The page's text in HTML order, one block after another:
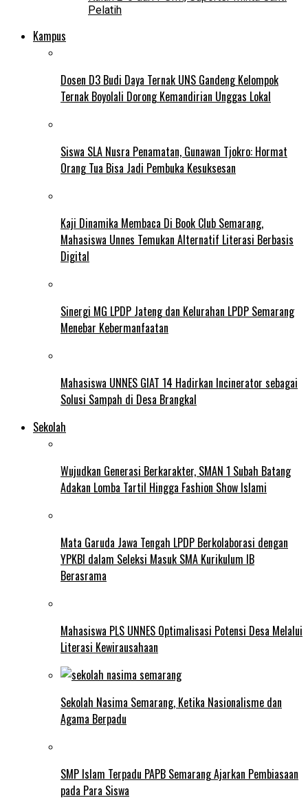
Pelatih
Kampus
Dosen D3 Budi Daya Ternak UNS Gandeng Kelompok
Ternak Boyolali Dorong Kemandirian Unggas Lokal
Siswa SLA Nusra Penamatan, Gunawan Tjokro: Hormat
Orang Tua Bisa Jadi Pembuka Kesuksesan
Kaji Dinamika Membaca Di Book Club Semarang,
Mahasiswa Unnes Temukan Alternatif Literasi Berbasis
Digital
Sinergi MG LPDP Jateng dan Kelurahan LPDP Semarang
Menebar Kebermanfaatan
Mahasiswa UNNES GIAT 14 Hadirkan Incinerator sebagai
Solusi Sampah di Desa Brangkal
Sekolah
Wujudkan Generasi Berkarakter, SMAN 1 Subah Batang
Adakan Lomba Tartil Hingga Fashion Show Islami
Mata Garuda Jawa Tengah LPDP Berkolaborasi dengan
YPKBI dalam Seleksi Masuk SMA Kurikulum IB
Berasrama
Mahasiswa PLS UNNES Optimalisasi Potensi Desa Melalui
Literasi Kewirausahaan
Sekolah Nasima Semarang, Ketika Nasionalisme dan
Agama Berpadu
SMP Islam Terpadu PAPB Semarang Ajarkan Pembiasaan
pada Para Siswa